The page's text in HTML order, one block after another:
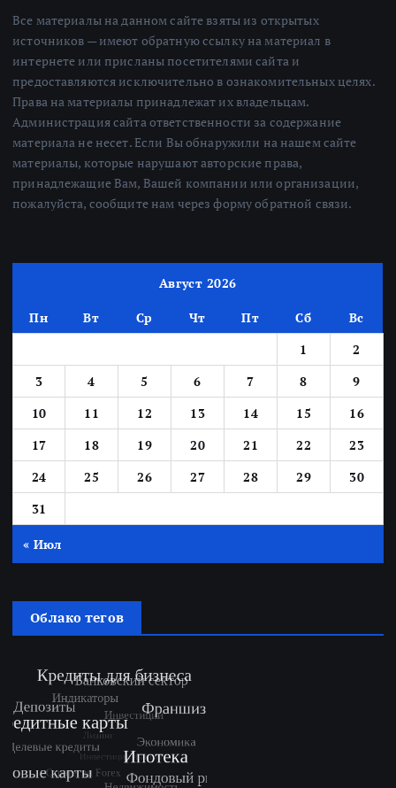
Все материалы на данном сайте взяты из открытых
источников — имеют обратную ссылку на материал в
интернете или присланы посетителями сайта и
предоставляются исключительно в ознакомительных целях.
Права на материалы принадлежат их владельцам.
Администрация сайта ответственности за содержание
материала не несет. Если Вы обнаружили на нашем сайте
материалы, которые нарушают авторские права,
принадлежащие Вам, Вашей компании или организации,
пожалуйста, сообщите нам через форму обратной связи.
Август 2026
Пн Вт Ср Чт Пт Сб
Вс
1
2
3
4 5 6 7 8
9
10
11 12 13 14 15
16
17
18 19 20 21 22
23
24
25 26 27 28 29
30
31
« Июл
Облако тегов